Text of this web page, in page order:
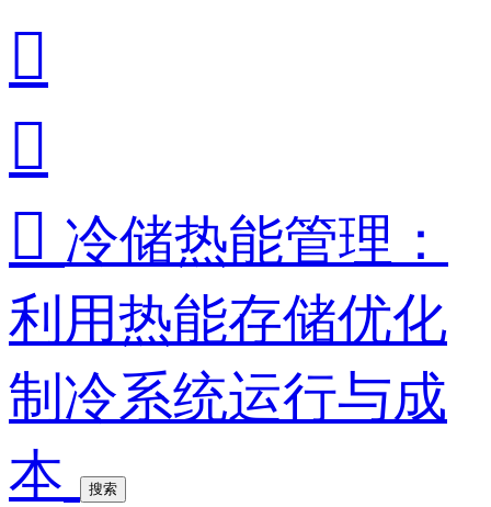


 冷储热能管理：
利用热能存储优化
制冷系统运行与成
本
搜索